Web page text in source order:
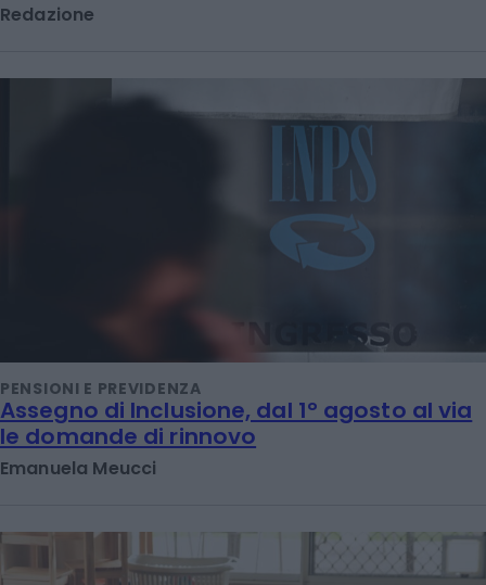
Redazione
PENSIONI E PREVIDENZA
Assegno di Inclusione, dal 1° agosto al via
le domande di rinnovo
Emanuela Meucci